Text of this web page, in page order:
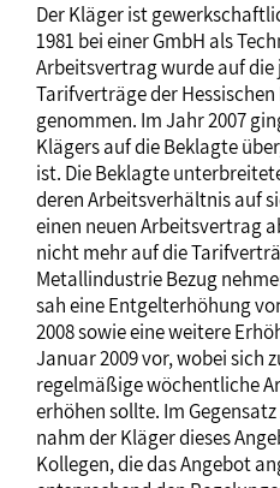
Der Kläger ist
1981 bei einer GmbH als
Arbeitsvertrag wurde auf
Tarifverträge der
genommen. Im Jahr 2007
Klägers auf die Beklagte
ist. Die Beklagte
deren Arbeitsverhältnis auf
einen neuen Arbeitsvertrag
nicht mehr auf die
Metallindustrie Bezug
sah eine Entgelterhöhung
2008 sowie eine weitere
Januar 2009 vor, wobei sich
regelmäßige wöchentliche
erhöhen sollte. Im
nahm der Kläger dieses
Kollegen, die das Angebot